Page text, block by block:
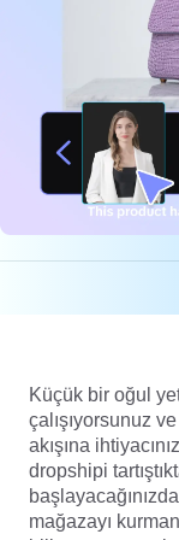
AI
Yapay
Yardım
Kullanıcı
Varlık
Yayınlama
Ürün
Tek Tıkla
7
İş İpuçları
Yapay
Posterleri
En İyi 5 İş
Yapay Zeka
Ürün Arka
Sosyal
TikTok
Rehberi
Küçük bir oğul
çalışıyorsunuz
akışına
dropshipi
mağazayı